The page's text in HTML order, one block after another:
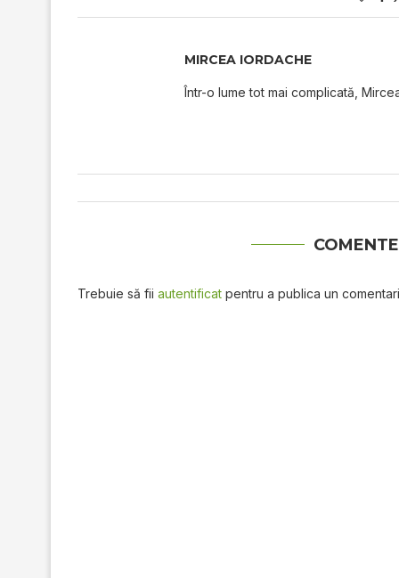
MIRCEA IORDACHE
Într-o lume tot mai complicată,
Trebuie să fii autentificat pentru a publica un